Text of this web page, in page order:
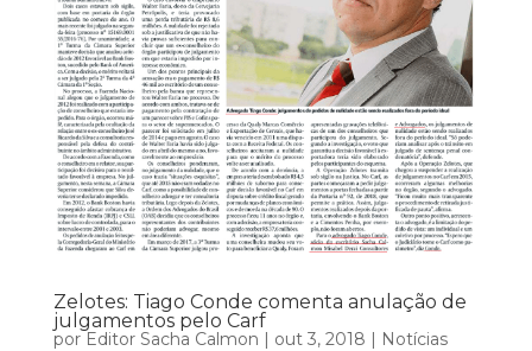
Zelotes: Tiago Conde comenta anulação de
julgamentos pelo Carf
por Editor Sacha Calmon | out 3, 2018 | Notícias